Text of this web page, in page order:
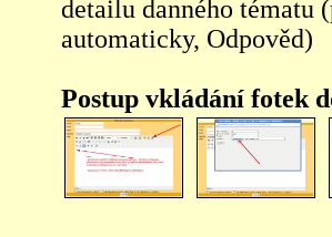
detailu danného tématu
automaticky, Odpověd)
Postup vkládání fotek